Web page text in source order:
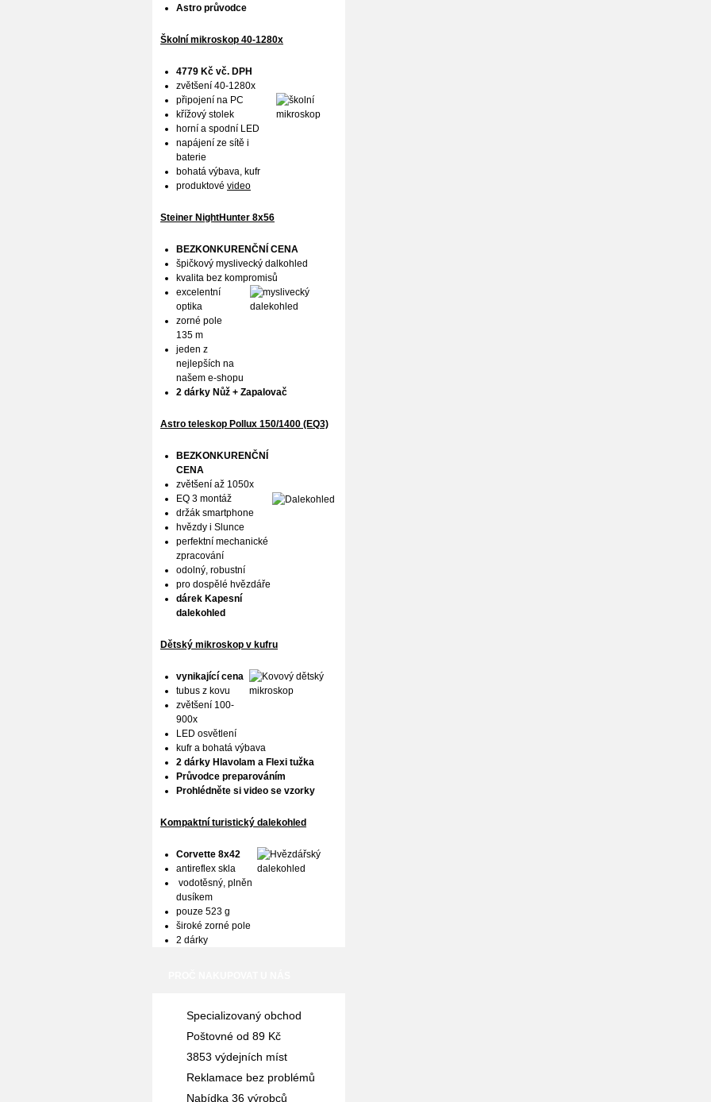
Astro průvodce
Školní mikroskop 40-1280x
4779 Kč vč. DPH
zvětšení 40-1280x
připojení na PC
křížový stolek
horní a spodní LED
napájení ze sítě i
baterie
bohatá výbava, kufr
produktové video
Steiner NightHunter 8x56
BEZKONKURENČNÍ CENA
špičkový myslivecký dalkohled
kvalita bez kompromisů
excelentní
optika
zorné pole
135 m
jeden z
nejlepších na
našem e-shopu
2 dárky Nůž + Zapalovač
Astro teleskop Pollux 150/1400 (EQ3)
BEZKONKURENČNÍ
CENA
zvětšení až 1050x
EQ 3 montáž
držák smartphone
hvězdy i Slunce
perfektní mechanické
zpracování
odolný, robustní
pro dospělé hvězdáře
dárek Kapesní
dalekohled
Dětský mikroskop v kufru
vynikající cena
tubus z kovu
zvětšení 100-
900x
LED osvětlení
kufr a bohatá výbava
2 dárky Hlavolam a Flexi tužka
Průvodce preparováním
Prohlédněte si video se vzorky
Kompaktní turistický dalekohled
Corvette 8x42
antireflex skla
vodotěsný, plněn
dusíkem
pouze 523 g
široké zorné pole
2 dárky
Specializovaný obchod
Poštovné od 89 Kč
3853 výdejních míst
Reklamace bez problémů
Nabídka 36 výrobců